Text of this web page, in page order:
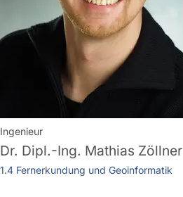
Ingenieur
Dr. Dipl.-Ing. Mathias Zöllner
1.4 Fernerkundung und Geoinformatik